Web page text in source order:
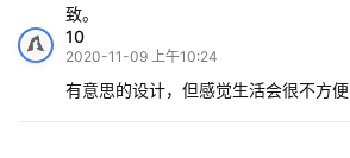
致。
10
2020-11-09 上午10:24
有意思的设计，但感觉生活会很不方便